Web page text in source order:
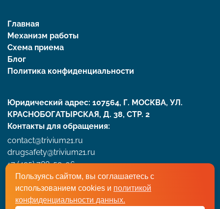
Пользуясь сайтом, вы соглашаетесь с
использованием cookies и политикой
конфиденциальности данных.
Главная
Механизм работы
Схема приема
Блог
Политика конфиденциальности
Юридический адрес: 107564, Г. МОСКВА, УЛ.
КРАСНОБОГАТЫРСКАЯ, Д. 38, СТР. 2
Контакты для обращения:
contact@trivium21.ru
drugsafety@trivium21.ru
+7 (495) 788-59-06
Артравир Тривиум © 2026 ООО «Тривиум-XXI» Все